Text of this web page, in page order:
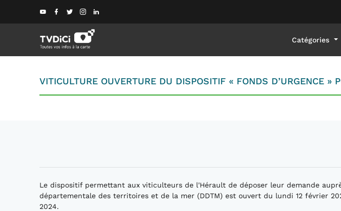
Catégories
VITICULTURE OUVERTURE DU DISPOSITIF « FONDS D’URGENCE »
Le dispositif permettant aux viticulteurs de l'Hérault de déposer leur demande
départementale des territoires et de la mer (DDTM) est ouvert du lundi 12 février
2024.